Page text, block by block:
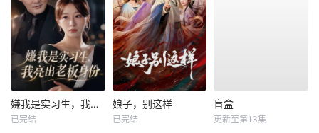
嫌我是实习生，我亮出老板身份
已完结
娘子，别这样
已完结
盲盒
更新至第13集